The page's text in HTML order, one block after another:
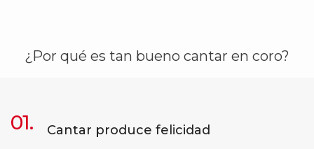
¿Por qué es tan bueno cantar en coro?
01. Cantar produce felicidad